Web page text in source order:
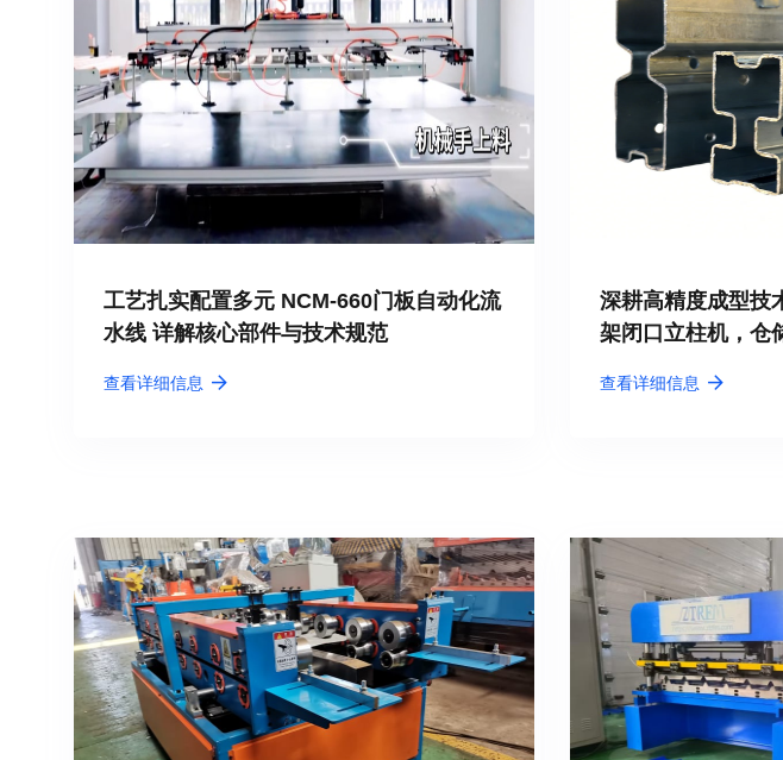
工艺扎实配置多元 NCM-660门板自动化流
水线 详解核心部件与技术规范
查看详细信息
深耕高精度成型技
架闭口立柱机，仓
查看详细信息